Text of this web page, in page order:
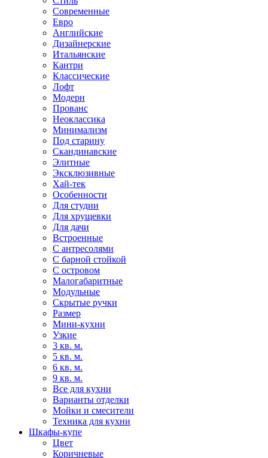
Современные
Евро
Английские
Дизайнерские
Итальянские
Кантри
Классические
Лофт
Модерн
Прованс
Неоклассика
Минимализм
Под старину
Скандинавские
Элитные
Эксклюзивные
Хай-тек
Особенности
Для студии
Для хрущевки
Для дачи
Встроенные
С антресолями
С барной стойкой
С островом
Малогабаритные
Модульные
Скрытые ручки
Размер
Мини-кухни
Узкие
3 кв. м.
5 кв. м.
6 кв. м.
9 кв. м.
Все для кухни
Варианты отделки
Мойки и смесители
Техника для кухни
Шкафы-купе
Цвет
Коричневые